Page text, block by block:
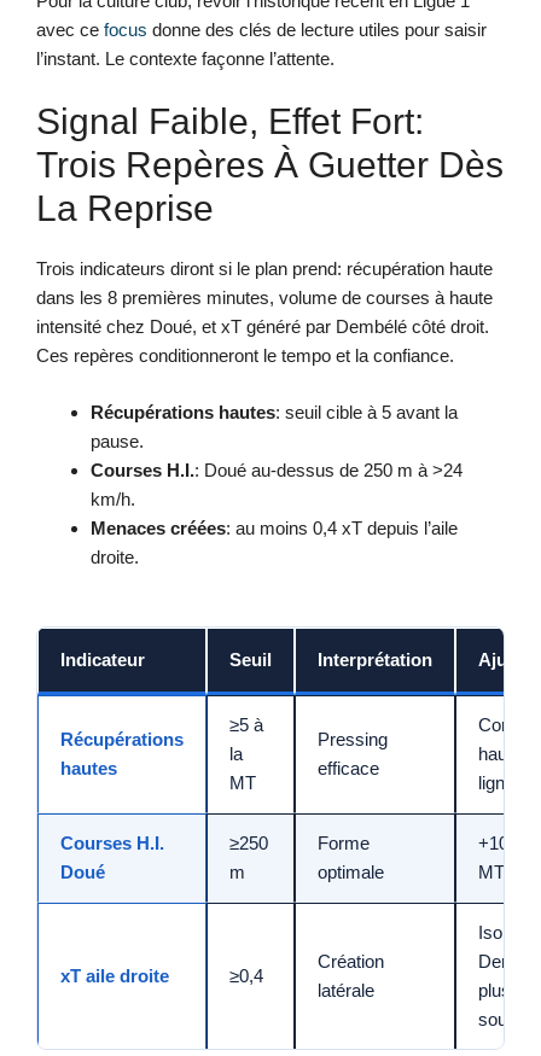
avec ce focus donne des clés de lecture utiles pour saisir
l’instant. Le contexte façonne l’attente.
Signal Faible, Effet Fort:
Trois Repères À Guetter Dès
La Reprise
Trois indicateurs diront si le plan prend: récupération haute
dans les 8 premières minutes, volume de courses à haute
intensité chez Doué, et xT généré par Dembélé côté droit.
Ces repères conditionneront le tempo et la confiance.
Récupérations hautes: seuil cible à 5 avant la
pause.
Courses H.I.: Doué au-dessus de 250 m à >24
km/h.
Menaces créées: au moins 0,4 xT depuis l’aile
droite.
Indicateur Seuil Interprétation
Récupérations
hautes
≥5 à
la
MT
Pressing
efficace
hauteur
ligne
Courses H.I.
Doué
≥250
m
Forme
optimale
+10’ en
MT
xT aile droite ≥0,4
Création
latérale
Isoler
plus
souvent